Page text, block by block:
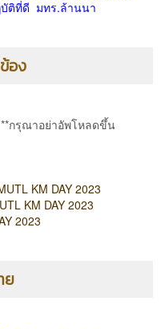
บัติที่ดี มทร.ล้านนา
อง
**กรุณาอย่าอัพโหลดขึ้น
KM DAY 2023
KM DAY 2023
2023
ย